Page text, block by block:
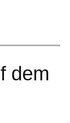
dem